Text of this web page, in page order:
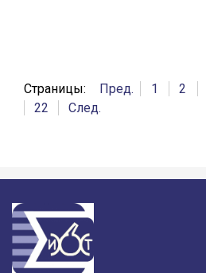
Страницы: Пред. 1 2
22
След.